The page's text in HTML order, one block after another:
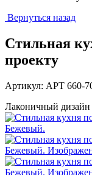
Вернуться назад
Стильная
проекту
Артикул: АРТ 660-
Лаконичный дизайн